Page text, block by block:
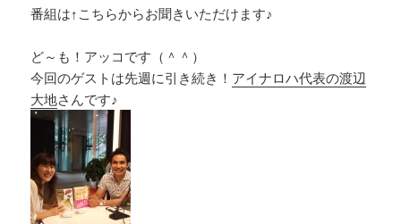
番組は↑こちらからお聞きいただけます♪
ど～も！アッコです（＾＾）
今回のゲストは先週に引き続き！ アイナロハ代表の渡辺
大地さんです♪